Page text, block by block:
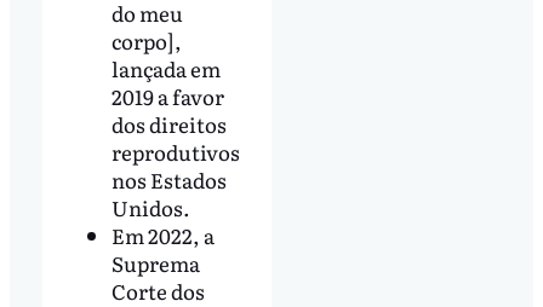
do meu
corpo],
lançada em
2019 a favor
dos direitos
reprodutivos
nos Estados
Unidos.
Em 2022, a
Suprema
Corte dos